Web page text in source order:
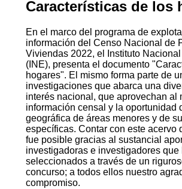
Características de los
En el marco del programa de
información del Censo Nacional de
Viviendas 2022, el Instituto
(INE), presenta el documento
hogares". El mismo forma parte de
investigaciones que abarca una
interés nacional, que aprovechan al
información censal y la oportunidad
geográfica de áreas menores y de
específicas. Contar con este acervo
fue posible gracias al sustancial
investigadoras e investigadores que
seleccionados a través de un
concurso; a todos ellos nuestro
compromiso.